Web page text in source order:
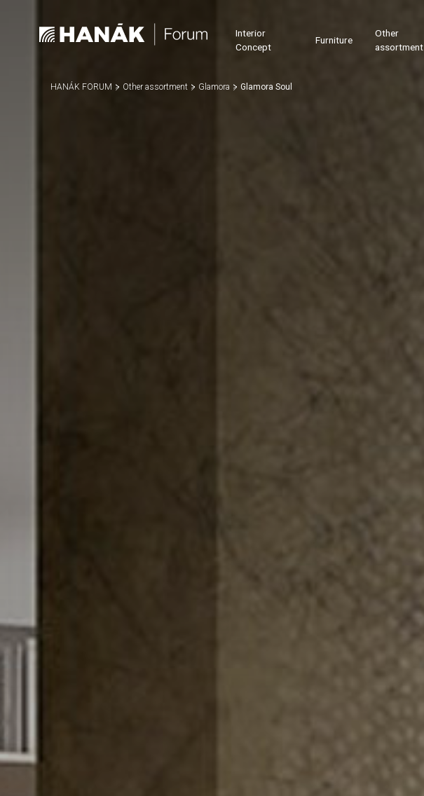
Interior
Concept
Furniture
Other
assortment
HANÁK FORUM Other assortment Glamora Glamora Soul